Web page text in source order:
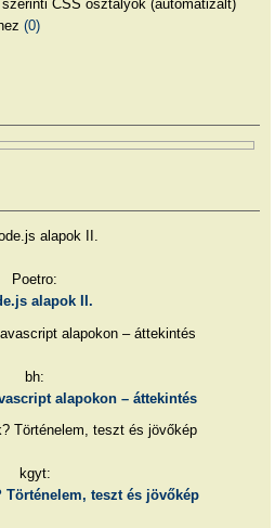
CSS osztályok (automatizált)
(0)
Poetro:
alapok II.
bh:
alapokon – áttekintés
kgyt:
Történelem, teszt és jövőkép